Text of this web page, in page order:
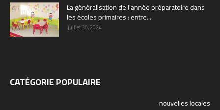
La généralisation de l’année préparatoire dans
les écoles primaires : entre...
juillet 30, 2024
CATÉGORIE POPULAIRE
nouvelles locales